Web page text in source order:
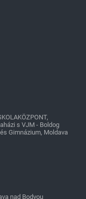
s VJM - Boldog
Gimnázium, Moldava
nad Bodvou